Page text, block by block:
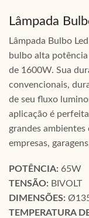
Lâmpada
Lâmpada Bulbo
bulbo alta
de 1600W. Sua
convencionais,
de seu fluxo
aplicação é
grandes
empresas,
POTÊNCIA: 65W
TENSÃO: BIVOLT
DIMENSÕES:
TEMPERATURA